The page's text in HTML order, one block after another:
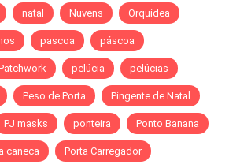
natal Nuvens Orquidea
pascoa páscoa
pelúcia pelúcias
Peso de Porta Pingente de Natal
PJ masks ponteira Ponto Banana
caneca Porta Carregador